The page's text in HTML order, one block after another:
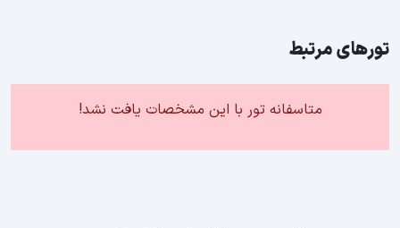
تورهای مرتبط
متاسفانه تور با این مشخصات یافت نشد!